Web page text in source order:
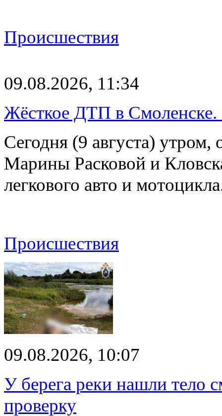
Происшествия
09.08.2026, 11:34
Жёсткое ДТП в Смоленске.
Сегодня (9 августа) утром,
Марины Расковой и
легкового авто и
Происшествия
09.08.2026, 10:07
У берега реки нашли тело
проверку